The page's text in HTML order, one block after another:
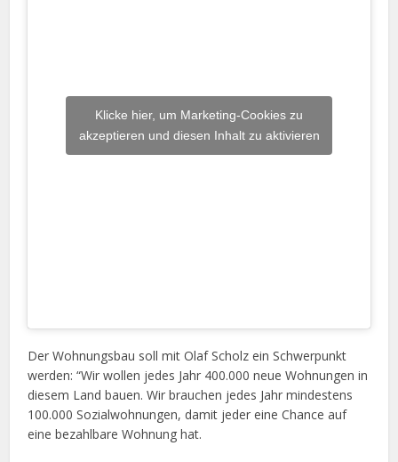
Klicke hier, um Marketing-Cookies zu
akzeptieren und diesen Inhalt zu aktivieren
Der Wohnungsbau soll mit Olaf Scholz ein Schwerpunkt
werden: “Wir wollen jedes Jahr 400.000 neue Wohnungen in
diesem Land bauen. Wir brauchen jedes Jahr mindestens
100.000 Sozialwohnungen, damit jeder eine Chance auf
eine bezahlbare Wohnung hat.